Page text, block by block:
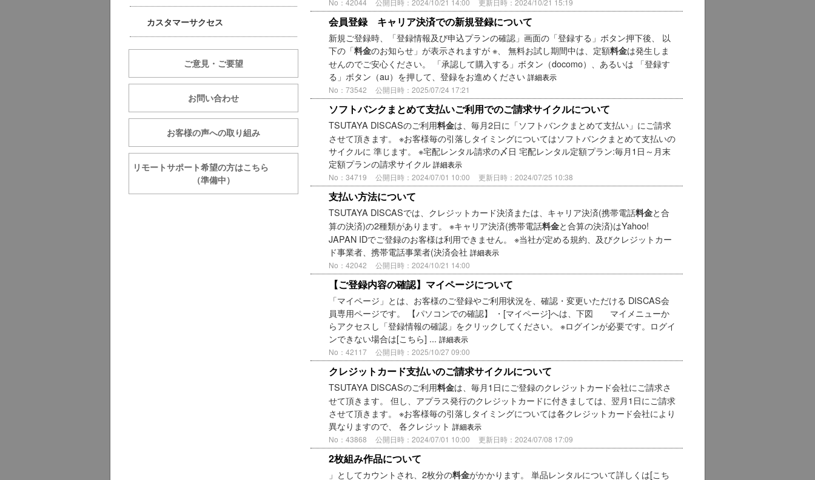
カスタマーサクセス
ご意見・ご要望
お問い合わせ
お客様の声への取り組み
リモートサポート希望の方はこちら
（準備中）
No：42044 公開日時：2024/10/21 14:00 更新日時：2024/10/21 15:19
会員登録 キャリア決済での新規登録について
新規ご登録時、「登録情報及び申込プランの確認」画面の「登録する」ボタン押下後、 以
下の「料金のお知らせ」が表示されますが ※、 無料お試し期間中は、定額料金は発生しま
せんのでご安心ください。 「承認して購入する」ボタン（docomo）、あるいは 「登録す
る」ボタン（au）を押して、登録をお進めください 詳細表示
No：73542 公開日時：2025/07/24 17:21
ソフトバンクまとめて支払いご利用でのご請求サイクルについて
TSUTAYA DISCASのご利用料金は、毎月2日に「ソフトバンクまとめて支払い」にご請求
させて頂きます。 ※お客様毎の引落しタイミングについてはソフトバンクまとめて支払いの
サイクルに 準じます。 ※宅配レンタル請求の〆日 宅配レンタル定額プラン:毎月1日～月末
定額プランの請求サイクル 詳細表示
No：34719 公開日時：2024/07/01 10:00 更新日時：2024/07/25 10:38
支払い方法について
TSUTAYA DISCASでは、クレジットカード決済または、キャリア決済(携帯電話料金と合
算の決済)の2種類があります。 ※キャリア決済(携帯電話料金と合算の決済)はYahoo!
JAPAN IDでご登録のお客様は利用できません。 ※当社が定める規約、及びクレジットカー
ド事業者、携帯電話事業者(決済会社 詳細表示
No：42042 公開日時：2024/10/21 14:00
【ご登録内容の確認】マイページについて
「マイページ」とは、お客様のご登録やご利用状況を、確認・変更いただける DISCAS会
員専用ページです。 【パソコンでの確認】 ・[マイページ]へは、下図 マイメニューか
らアクセスし「登録情報の確認」をクリックしてください。 ※ログインが必要です。ログイ
ンできない場合は[こちら] ... 詳細表示
No：42117 公開日時：2025/10/27 09:00
クレジットカード支払いのご請求サイクルについて
TSUTAYA DISCASのご利用料金は、毎月1日にご登録のクレジットカード会社にご請求さ
せて頂きます。 但し、アプラス発行のクレジットカードに付きましては、翌月1日にご請求
させて頂きます。 ※お客様毎の引落しタイミングについては各クレジットカード会社により
異なりますので、 各クレジット 詳細表示
No：43868 公開日時：2024/07/01 10:00 更新日時：2024/07/08 17:09
2枚組み作品について
」としてカウントされ、2枚分の料金がかかります。 単品レンタルについて詳しくは[こち